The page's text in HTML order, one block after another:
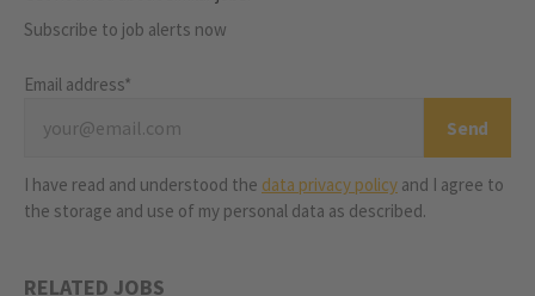
Subscribe to job alerts now
Email address*
I have read and understood the data privacy policy and I agree to
the storage and use of my personal data as described.
RELATED JOBS